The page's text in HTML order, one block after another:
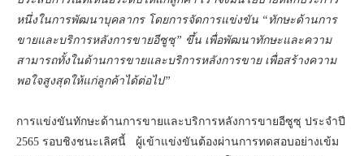
หนึ่งในการพัฒนาบุคลากร โดยการจัดการแข่งขัน “ทักษะด้านการ
ขายและบริการหลังการขายอีซูซุ” ขึ้น เพื่อพัฒนาทักษะและความ
สามารถทั้งในด้านการขายและบริการหลังการขาย เพื่อสร้างความ
พอใจสูงสุดให้แก่ลูกค้าได้ต่อไป”
การแข่งขันทักษะด้านการขายและบริการหลังการขายอีซูซุ ประจำปี
2565 รอบชิงชนะเลิศนี้ ผู้เข้าแข่งขันต้องผ่านการทดสอบอย่างเข้ม